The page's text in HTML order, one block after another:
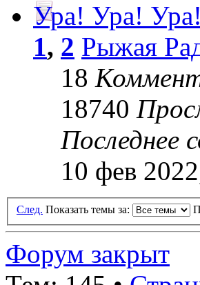
Ура! Ура!
1, 2 Рыжая
18
18740
Последнее
10 фев
След. Показать темы за:
Форум закрыт